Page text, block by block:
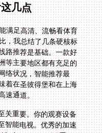
几点
满足高清、流畅看体育
，我总结了几条硬核标
路推荐是基础。一款好
等主要地区都有充足的
络状况，智能推荐最
着在圣彼得堡和在上海
速通道。
关重要。你的观赛设备
智能电视。优秀的加速
Windows、macOS系
上同时使用。这样，你
在手机刷抖音的赛事短